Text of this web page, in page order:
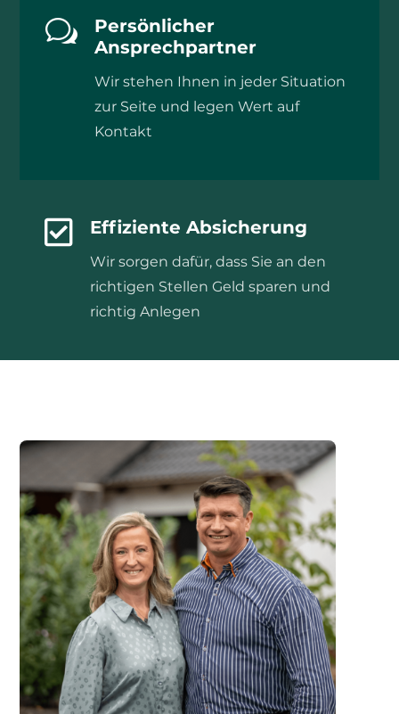
w
Persönlicher
Ansprechpartner
Wir stehen Ihnen in jeder Situation
zur Seite und legen Wert auf
Kontakt
 Effiziente Absicherung
Wir sorgen dafür, dass Sie an den
richtigen Stellen Geld sparen und
richtig Anlegen